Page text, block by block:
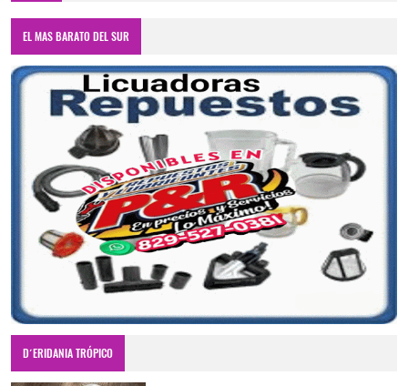
EL MAS BARATO DEL SUR
D´ERIDANIA TRÓPICO